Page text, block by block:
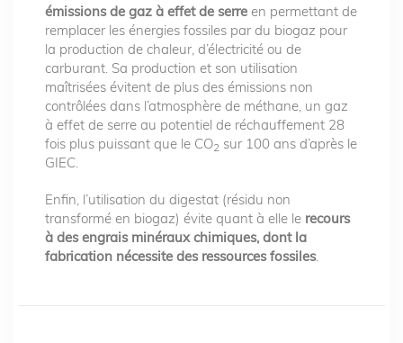
émissions de gaz à effet de serre en permettant de
remplacer les énergies fossiles par du biogaz pour
la production de chaleur, d’électricité ou de
carburant. Sa production et son utilisation
maîtrisées évitent de plus des émissions non
contrôlées dans l’atmosphère de méthane, un gaz
à effet de serre au potentiel de réchauffement 28
fois plus puissant que le CO2 sur 100 ans d’après le
GIEC.
Enfin, l’utilisation du digestat (résidu non
transformé en biogaz) évite quant à elle le recours
à des engrais minéraux chimiques, dont la
fabrication nécessite des ressources fossiles.